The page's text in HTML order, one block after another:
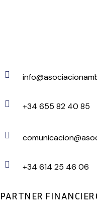
+34 655 82 40 85
+34 614 25 46 06
PARTNER